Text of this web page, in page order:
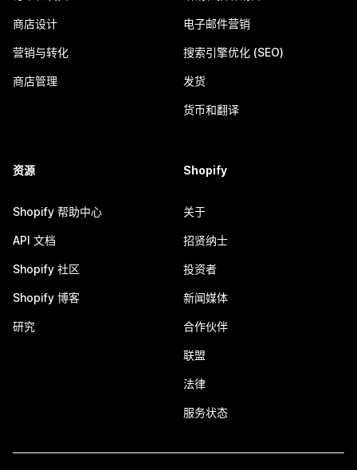
商店设计
营销与转化
商店管理
电子邮件营销
搜索引擎优化 (SEO)
发货
货币和翻译
资源
Shopify 帮助中心
API 文档
Shopify 社区
Shopify 博客
研究
Shopify
关于
招贤纳士
投资者
新闻媒体
合作伙伴
联盟
法律
服务状态